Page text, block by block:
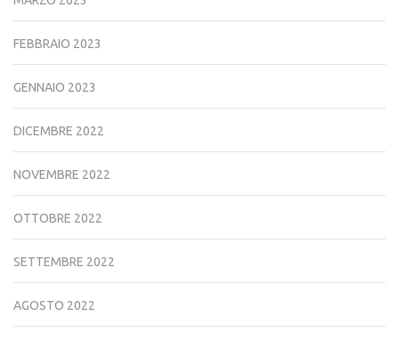
FEBBRAIO 2023
GENNAIO 2023
DICEMBRE 2022
NOVEMBRE 2022
OTTOBRE 2022
SETTEMBRE 2022
AGOSTO 2022